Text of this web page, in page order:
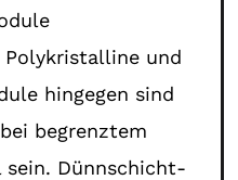
und
hingegen sind
begrenztem
sein. Dünnschicht-